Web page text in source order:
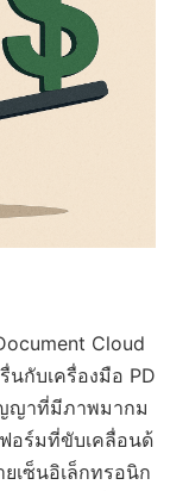
Cloud
กับเครื่องมือ PD
ญาที่มีภาพมากม
อร์มที่ขับเคลื่อนด้
เซ็นอิเล็กทรอนิก